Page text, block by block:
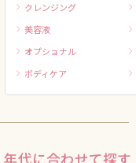
クレンジング
美容液
オプショナル
ボディケア
年代に合わせて探す